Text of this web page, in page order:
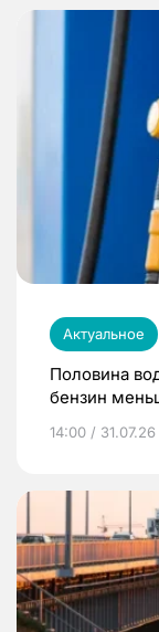
Актуальное
Половина
бензин
14:00 / 31.07.26